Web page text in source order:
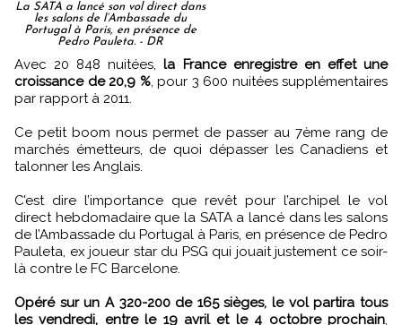
La SATA a lancé son vol direct dans
les salons de l’Ambassade du
Portugal à Paris, en présence de
Pedro Pauleta. - DR
Avec 20 848 nuitées,la France enregistre en effet une
croissance de 20,9 %, pour 3 600 nuitées supplémentaires
par rapport à 2011.
Ce petit boom nous permet de passer au 7ème rang de
marchés émetteurs, de quoi dépasser les Canadiens et
talonner les Anglais.
C’est dire l’importance que revêt pour l’archipel le vol
direct hebdomadaire que la SATA a lancé dans les salons
de l’Ambassade du Portugal à Paris, en présence de Pedro
Pauleta, ex joueur star du PSG qui jouait justement ce soir-
là contre le FC Barcelone.
Opéré sur un A 320-200 de 165 sièges, le vol partira tous
les vendredi, entre le 19 avril et le 4 octobre prochain,